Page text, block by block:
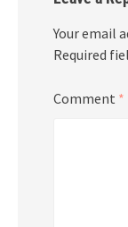
Your email
Required
Comment *